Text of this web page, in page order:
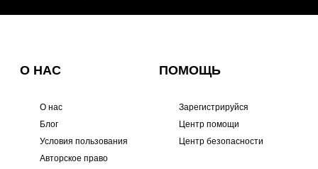
О НАС
О нас
Блог
Условия пользования
Авторское право
ПОМОЩЬ
Зарегистрируйся
Центр помощи
Центр безопасности